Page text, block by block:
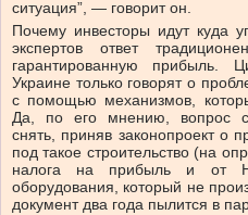
ситуация”, — говорит он.
Почему инвесторы идут куда
экспертов ответ
гарантированную прибыль.
Украине только говорят о
с помощью механизмов,
Да, по его мнению, вопрос
снять, приняв законопроект о
под такое строительство (на
налога на прибыль и от
оборудования, который не
документ два года пылится в